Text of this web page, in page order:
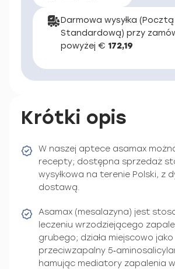
Darmowa wysyłka
Standardową) przy
powyżej € 172,19
Krótki opis
W naszej aptece asamax
recepty; dostępna sprzedaż
wysyłkowa na terenie Polski, z
dostawą.
Asamax (mesalazyna) jest
leczeniu wrzodziejącego
grubego; działa miejscowo jako
przeciwzapalny
hamując mediatory zapalenia